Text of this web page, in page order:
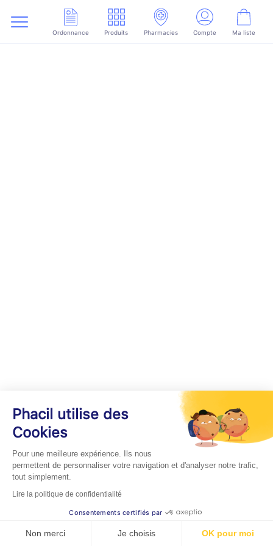
Ordonnance Produits Pharmacies Compte Ma liste
Phacil utilise des
Cookies
Pour une meilleure expérience. Ils nous
permettent de personnaliser votre navigation et d'analyser notre trafic,
tout simplement.
Lire la politique de confidentialité
Consentements certifiés par
Non merci Je choisis OK pour moi